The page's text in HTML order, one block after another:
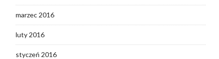
marzec 2016
luty 2016
styczeń 2016